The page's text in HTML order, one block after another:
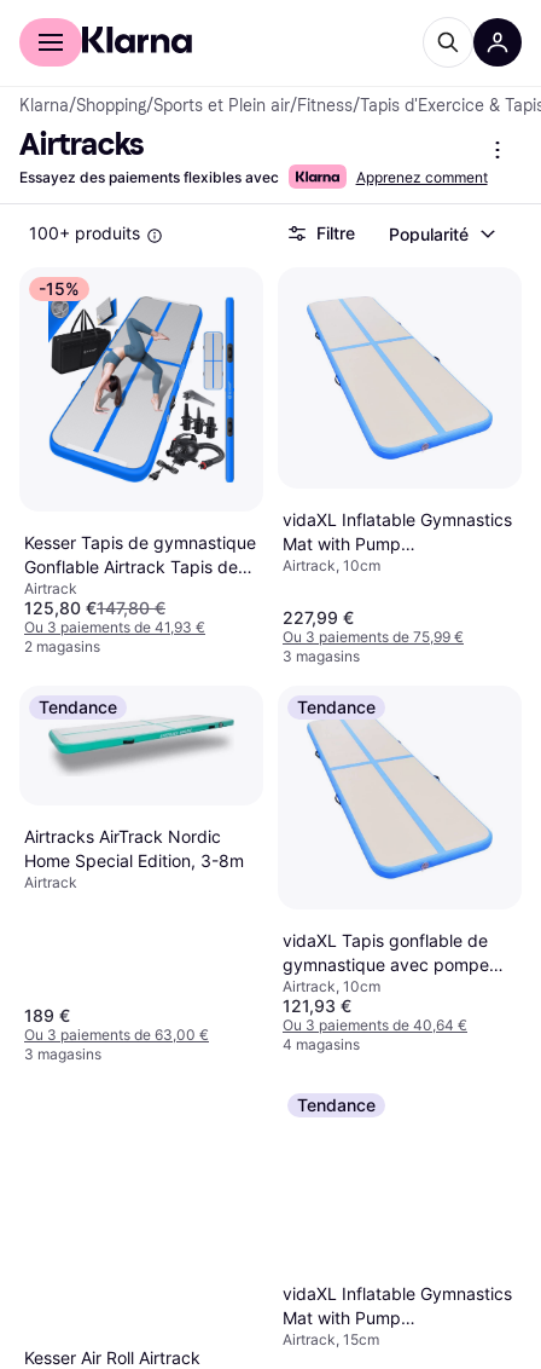
Acheter avec Klarna
Klarna/Shopping/Sports et Plein air/Fitness/Tapis d'Exercice &
Airtracks
Essayez des paiements flexibles avec Apprenez comment
100+ produits Filtre Popularité
-15%
Kesser Tapis de gymnastique
Gonflable Airtrack Tapis de
fitness Tapis de gymnastique
3/4/5/6m Sac de transport &
pompe à air électrique inclus
Airtrack
125,80 €147,80 €
Ou 3 paiements de 41,93 €
2 magasins
vidaXL Inflatable Gymnastics
Mat with Pump
800x100x10cm
Airtrack, 10cm
227,99 €
Ou 3 paiements de 75,99 €
3 magasins
Tendance
Airtracks AirTrack Nordic
Home Special Edition, 3-8m
Airtrack
189 €
Ou 3 paiements de 63,00 €
3 magasins
Tendance
vidaXL Tapis gonflable de
gymnastique avec pompe
400x100x10cm PVC Rose
Airtrack, 10cm
121,93 €
Ou 3 paiements de 40,64 €
4 magasins
Kesser Air Roll Airtrack
Tendance
vidaXL Inflatable Gymnastics
Mat with Pump
300x100x15cm
Airtrack, 15cm